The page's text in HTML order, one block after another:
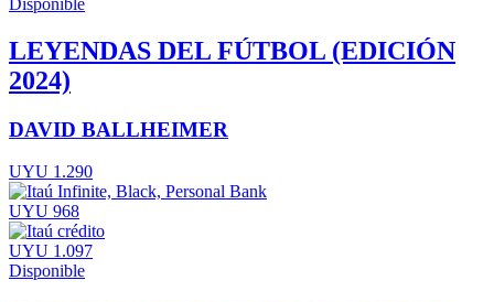
LEYENDAS DEL FÚTBOL (EDICIÓN
2024)
DAVID BALLHEIMER
UYU 1.290
UYU 968
UYU 1.097
Disponible